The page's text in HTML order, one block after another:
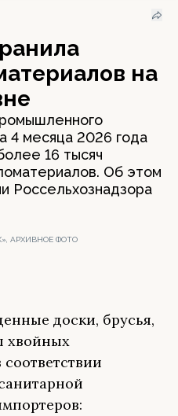
на
4 месяца 2026 года
16 тысяч
Об этом
Россельхознадзора
АРХИВНОЕ ФОТО
доски, брусья,
хвойных